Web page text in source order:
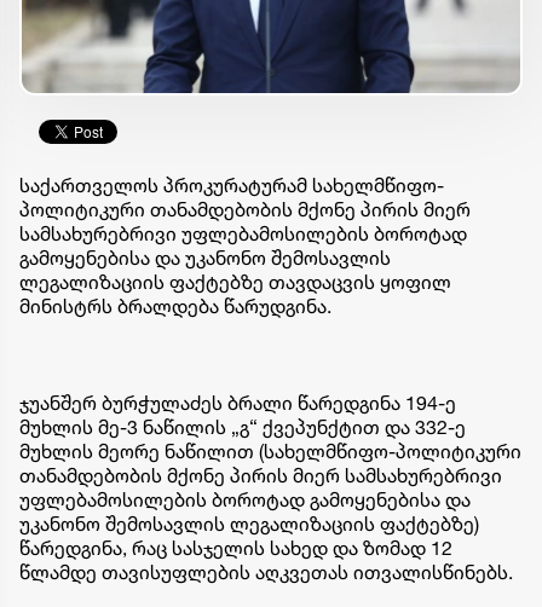
საქართველოს პროკურატურამ სახელმწიფო-
პოლიტიკური თანამდებობის მქონე პირის მიერ
სამსახურებრივი უფლებამოსილების ბოროტად
გამოყენებისა და უკანონო შემოსავლის
ლეგალიზაციის ფაქტებზე თავდაცვის ყოფილ
მინისტრს ბრალდება წარუდგინა.
ჯუანშერ ბურჭულაძეს ბრალი წარედგინა 194-ე
მუხლის მე-3 ნაწილის „გ“ ქვეპუნქტით და 332-ე
მუხლის მეორე ნაწილით (სახელმწიფო-პოლიტიკური
თანამდებობის მქონე პირის მიერ სამსახურებრივი
უფლებამოსილების ბოროტად გამოყენებისა და
უკანონო შემოსავლის ლეგალიზაციის ფაქტებზე)
წარედგინა, რაც სასჯელის სახედ და ზომად 12
წლამდე თავისუფლების აღკვეთას ითვალისწინებს.